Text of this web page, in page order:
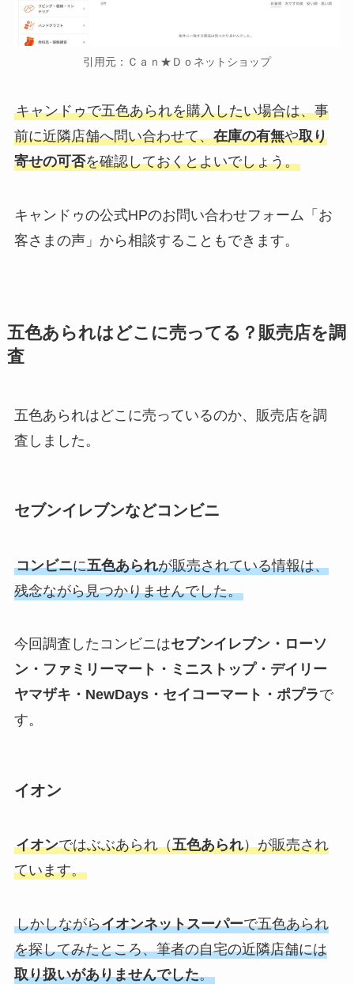
引用元：Ｃａｎ★Ｄｏネットショップ
キャンドゥで五色あられを購入したい場合は、事
前に近隣店舗へ問い合わせて、在庫の有無や取り
寄せの可否を確認しておくとよいでしょう。
キャンドゥの公式HPのお問い合わせフォーム「お
客さまの声」から相談することもできます。
五色あられはどこに売ってる？販売店を調
査
五色あられはどこに売っているのか、販売店を調
査しました。
セブンイレブンなどコンビニ
コンビニに五色あられが販売されている情報は、
残念ながら見つかりませんでした。
今回調査したコンビニはセブンイレブン・ローソ
ン・ファミリーマート・ミニストップ・デイリー
ヤマザキ・NewDays・セイコーマート・ポプラで
す。
イオン
イオンではぶぶあられ（五色あられ）が販売され
ています。
しかしながらイオンネットスーパーで五色あられ
を探してみたところ、筆者の自宅の近隣店舗には
取り扱いがありませんでした。